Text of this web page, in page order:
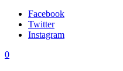
Facebook
Twitter
Instagram
0